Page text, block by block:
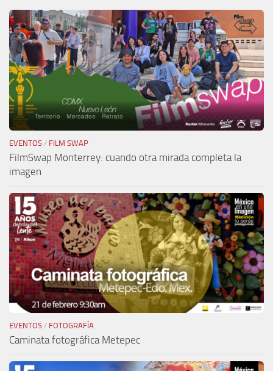
EVENTOS / FILM SWAP
FilmSwap Monterrey: cuando otra mirada completa la
imagen
EVENTOS / FOTOGRAFÍA
Caminata fotográfica Metepec